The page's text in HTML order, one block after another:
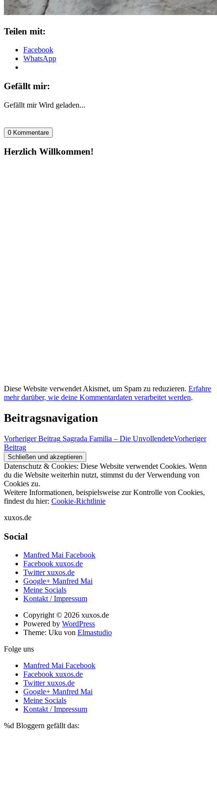
Teilen mit:
Facebook
WhatsApp
Gefällt mir:
Gefällt mir Wird geladen...
0 Kommentare
Herzlich Willkommen!
Diese Website verwendet Akismet, um Spam zu reduzieren. Erfahre
mehr darüber, wie deine Kommentardaten verarbeitet werden.
Beitragsnavigation
Vorheriger Beitrag Sagrada Familia – Die UnvollendeteVorheriger
Beitrag
Datenschutz & Cookies: Diese Website verwendet Cookies. Wenn
du die Website weiterhin nutzt, stimmst du der Verwendung von
Cookies zu.
Weitere Informationen, beispielsweise zur Kontrolle von Cookies,
findest du hier: Cookie-Richtlinie
xuxos.de
Social
Manfred Mai Facebook
Facebook xuxos.de
Twitter xuxos.de
Google+ Manfred Mai
Meine Socials
Kontakt / Impressum
Copyright © 2026 xuxos.de
Powered by WordPress
Theme: Uku von Elmastudio
Folge uns
Manfred Mai Facebook
Facebook xuxos.de
Twitter xuxos.de
Google+ Manfred Mai
Meine Socials
Kontakt / Impressum
%d Bloggern gefällt das: